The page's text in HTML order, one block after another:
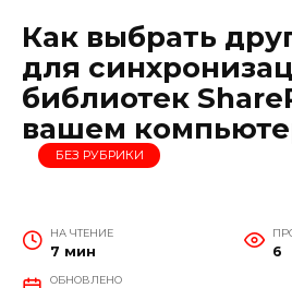
Как выбрать
для
библиотек
вашем
БЕЗ РУБРИКИ
НА ЧТЕНИЕ
7 мин 6
ОБНОВЛЕНО